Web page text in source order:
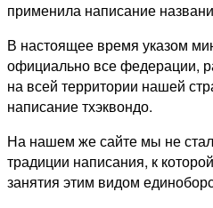
применила написание
В настоящее время указом
официально все федерации,
на всей территории нашей
написание тхэквондо.
На нашем же сайте мы не
традиции написания, к
занятия этим видом